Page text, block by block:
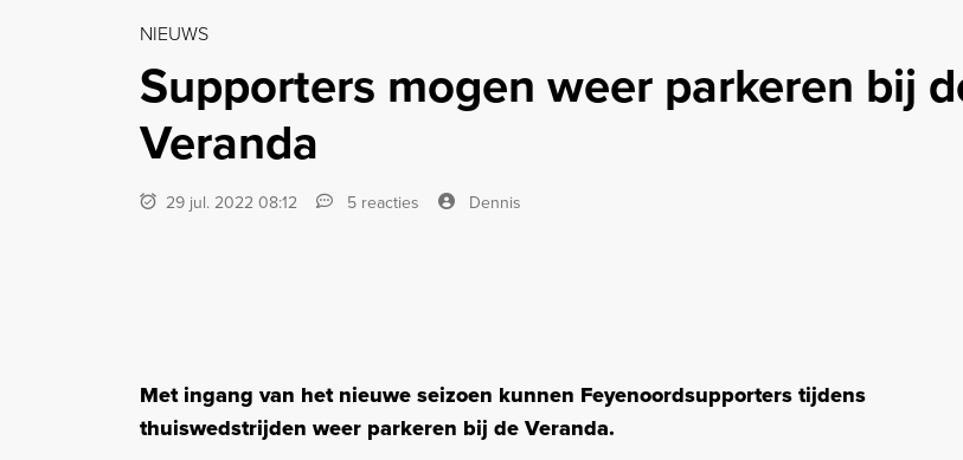
NIEUWS
Supporters mogen weer parkeren bij
Veranda
29 jul. 2022 08:12 5 reacties Dennis
Met ingang van het nieuwe seizoen kunnen Feyenoordsupporters tijdens
thuiswedstrijden weer parkeren bij de Veranda.